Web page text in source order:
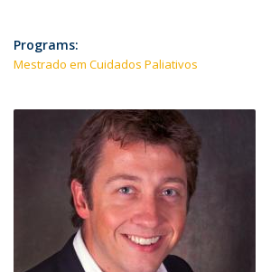
Programs:
Mestrado em Cuidados Paliativos